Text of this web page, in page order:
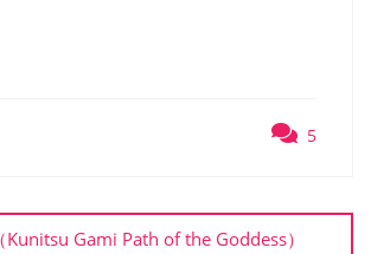
5
Gami Path of the Goddess）